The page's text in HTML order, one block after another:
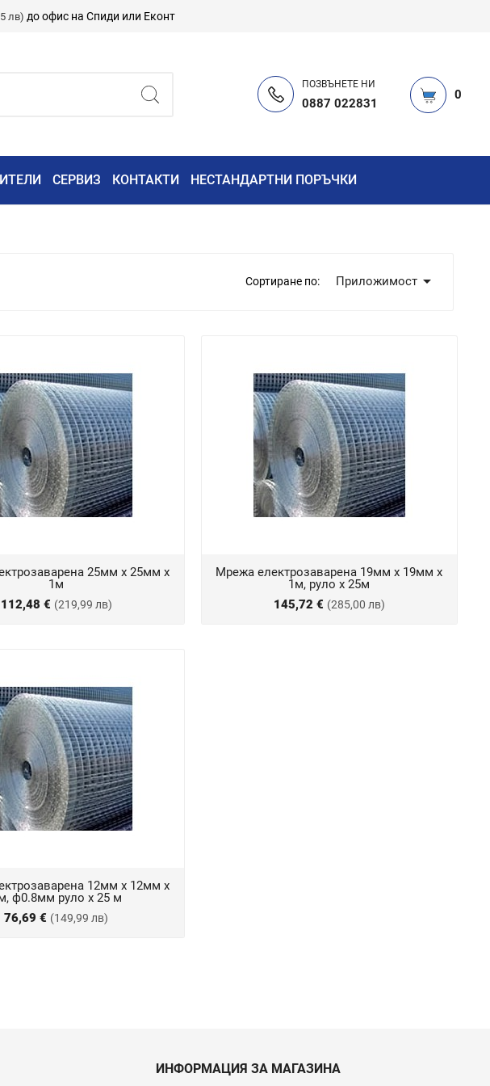
лв) до офис на Спиди или Еконт
ПОЗВЪНЕТЕ НИ
0887 022831
0
СЕРВИЗ КОНТАКТИ НЕСТАНДАРТНИ ПОРЪЧКИ
Сортиране по: Приложимост
25мм х 25мм х
1м
112,48 € (219,99 лв)
Мрежа електрозаварена 19мм х 19мм х
1м, руло х 25м
145,72 € (285,00 лв)
12мм х 12мм х
ф0.8мм руло х 25 м
76,69 € (149,99 лв)
ИНФОРМАЦИЯ ЗА МАГАЗИНА